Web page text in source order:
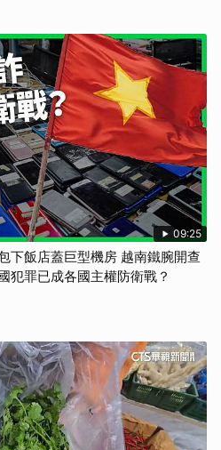
09:25
下飯店蓋巨型機房 越南鐵腕開查
犯罪已成各國主權防衛戰？